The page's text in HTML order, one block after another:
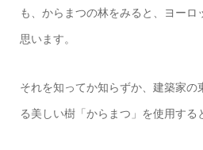
も、からまつの林をみると、ヨーロ
思います。
それを知ってか知らずか、建築家の
る美しい樹「からまつ」を使用する